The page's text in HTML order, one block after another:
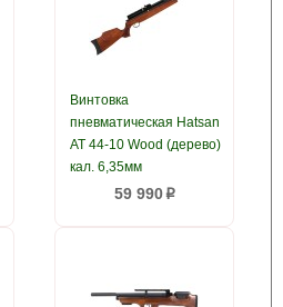
Винтовка
пневматическая Hatsan
AT 44-10 Wood (дерево)
кал. 6,35мм
59 990p